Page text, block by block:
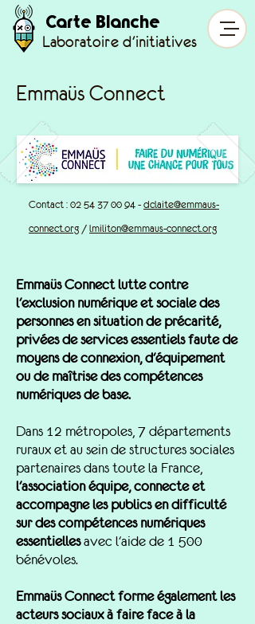
Carte Blanche
Laboratoire d'initiatives
Emmaüs Connect
Contact : 02 54 37 00 94 - dclaite@emmaus-
connect.org / lmiliton@emmaus-connect.org
Emmaüs Connect lutte contre
l'exclusion numérique et sociale des
personnes en situation de précarité,
privées de services essentiels faute de
moyens de connexion, d'équipement
ou de maîtrise des compétences
numériques de base.
Dans 12 métropoles, 7 départements
ruraux et au sein de structures sociales
partenaires dans toute la France,
l'association équipe, connecte et
accompagne les publics en difficulté
sur des compétences numériques
essentiellesavec l'aide de 1 500
bénévoles.
Emmaüs Connect forme également les
acteurs sociaux à faire face à la